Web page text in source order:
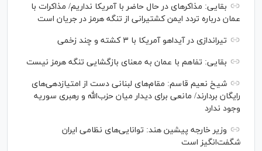
بقایی: مذاکره‎ای در حال حاضر با آمریکا نداریم/ مذاکرات با
عمان درباره تردد ایمن کشتیرانی از تنگه هرمز در جریان است
تیراندازی در آیداهو آمریکا با ۳ کشته و چند زخمی
بقایی: تفاهم با عمان به معنای بازگشایی تنگه هرمز نیست
شیخ نعیم قاسم: مقام‌های لبنانی دست از امتیازدهی‌های
رایگان بردارند/ مانعی برای دیدار میان حزب‌الله و رهبری سوریه
وجود ندارد
وزیر خارجه پیشین هند: توانایی‌های نظامی ایران
شگفت‌انگیز است